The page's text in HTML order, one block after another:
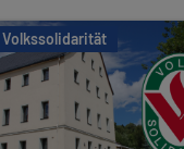
Volkssolidarität